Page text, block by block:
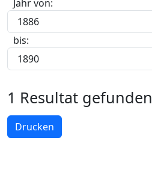
Jahr von:
bis:
1 Resultat gefunden
Drucken